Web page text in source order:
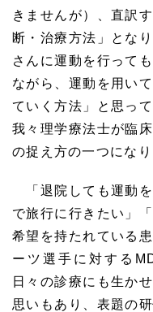
きませんが）、直訳
断・治療方法」とな
さんに運動を行って
ながら、運動を用い
ていく方法」と思っ
我々理学療法士が臨
の捉え方の一つになり
「退院しても運動を
で旅行に行きたい」
希望を持たれている
ーツ選手に対する
日々の診療にも生か
思いもあり、表題の